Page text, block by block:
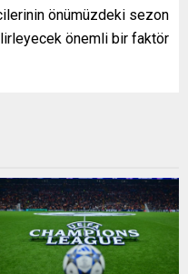
önümüzdeki sezon
önemli bir faktör